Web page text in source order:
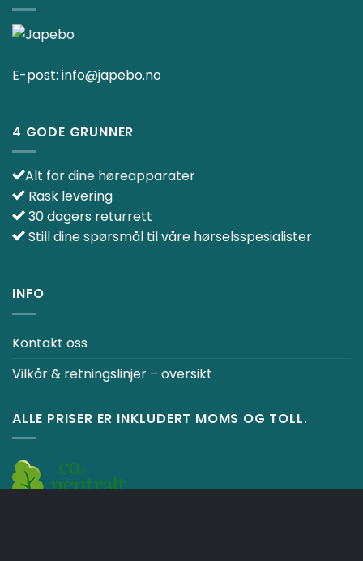
E-post: info@japebo.no
4 GODE GRUNNER
Alt for dine høreapparater
Rask levering
30 dagers returrett
Still dine spørsmål til våre hørselsspesialister
INFO
Kontakt oss
Vilkår & retningslinjer – oversikt
ALLE PRISER ER INKLUDERT MOMS OG TOLL.